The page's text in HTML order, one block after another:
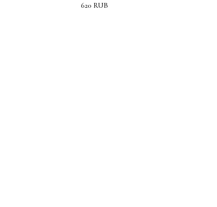
620 RUB